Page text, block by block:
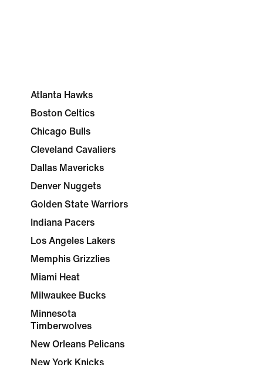
Atlanta Hawks
Boston Celtics
Chicago Bulls
Cleveland Cavaliers
Dallas Mavericks
Denver Nuggets
Golden State Warriors
Indiana Pacers
Los Angeles Lakers
Memphis Grizzlies
Miami Heat
Milwaukee Bucks
Minnesota
Timberwolves
New Orleans Pelicans
New York Knicks